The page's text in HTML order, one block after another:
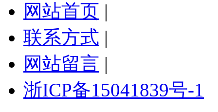
网站首页 |
联系方式 |
网站留言 |
浙ICP备15041839号-1